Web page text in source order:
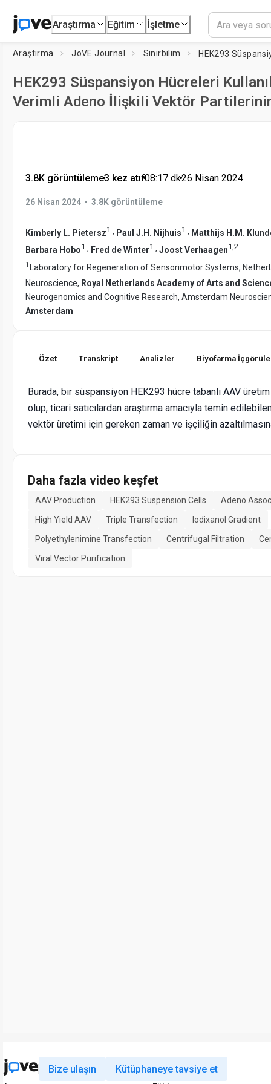
Araştırma Eğitim İşletme
Araştırma JoVE Journal Sinirbilim
HEK293 Süspansiyon Hücreleri
Verimli Adeno İlişkili Vektör
3.8K görüntüleme•3 kez atıf•08:17 dk•26 Nisan 2024
26 Nisan 2024 • 3.8K görüntüleme
Kimberly L. Pietersz1 , Paul J.H. Nijhuis1 , Matthijs H.M.
Barbara Hobo1 , Fred de Winter1 , Joost Verhaagen1 2
1
Laboratory for Regeneration of Sensorimotor Systems,
Neuroscience, Royal Netherlands Academy of Arts and
Neurogenomics and Cognitive Research, Amsterdam
Amsterdam
Özet Transkript Analizler Biyofarma
Burada, bir süspansiyon HEK293 hücre tabanlı AAV
olup, ticari satıcılardan araştırma amacıyla temin
vektör üretimi için gereken zaman ve işçiliğin
Daha fazla video keşfet
AAV Production HEK293 Suspension Cells
Adeno
High Yield AAV
Triple Transfection
Iodixanol Gradient
Polyethylenimine Transfection
Centrifugal Filtration
Viral Vector Purification
Bize ulaşın Kütüphaneye tavsiye et